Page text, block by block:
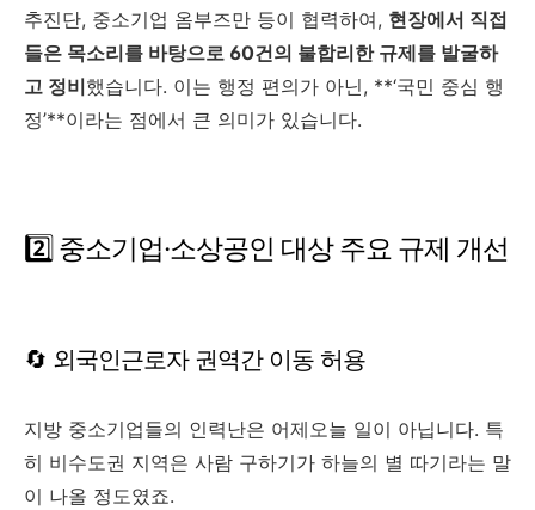
추진단, 중소기업 옴부즈만 등이 협력하여, 현장에서 직접
들은 목소리를 바탕으로 60건의 불합리한 규제를 발굴하
고 정비했습니다. 이는 행정 편의가 아닌, **‘국민 중심 행
정’**이라는 점에서 큰 의미가 있습니다.
2️⃣ 중소기업·소상공인 대상 주요 규제 개선
🔄 외국인근로자 권역간 이동 허용
지방 중소기업들의 인력난은 어제오늘 일이 아닙니다. 특
히 비수도권 지역은 사람 구하기가 하늘의 별 따기라는 말
이 나올 정도였죠.